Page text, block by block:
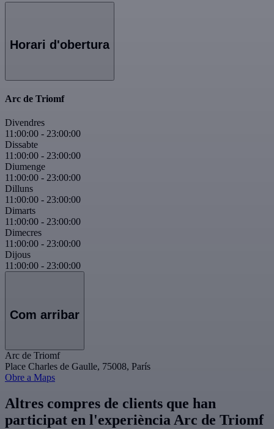
Horari d'obertura
Arc de Triomf
Divendres
11:00:00 - 23:00:00
Dissabte
11:00:00 - 23:00:00
Diumenge
11:00:00 - 23:00:00
Dilluns
11:00:00 - 23:00:00
Dimarts
11:00:00 - 23:00:00
Dimecres
11:00:00 - 23:00:00
Dijous
11:00:00 - 23:00:00
Com arribar
Arc de Triomf
Place Charles de Gaulle, 75008, París
Obre a Maps
Altres compres de clients que han
participat en l'experiència Arc de Triomf